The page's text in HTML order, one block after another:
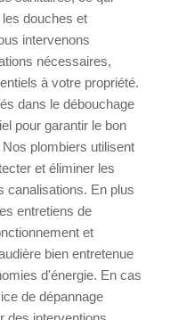
douches et
intervenons
nécessaires,
à votre propriété.
dans le débouchage
pour garantir le bon
plombiers utilisent
et éliminer les
canalisations. En plus
entretiens de
et
bien entretenue
d'énergie. En cas
de dépannage